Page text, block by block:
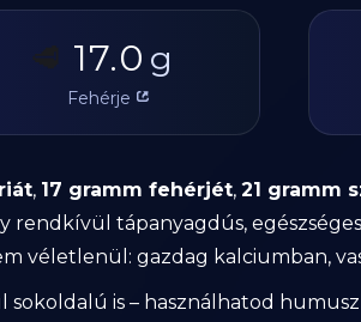
🥩 17.0 g
Fehérje
, 17 gramm fehérjét, 21 gramm
rendkívül tápanyagdús,
véletlenül: gazdag kalciumban,
is – használhatod